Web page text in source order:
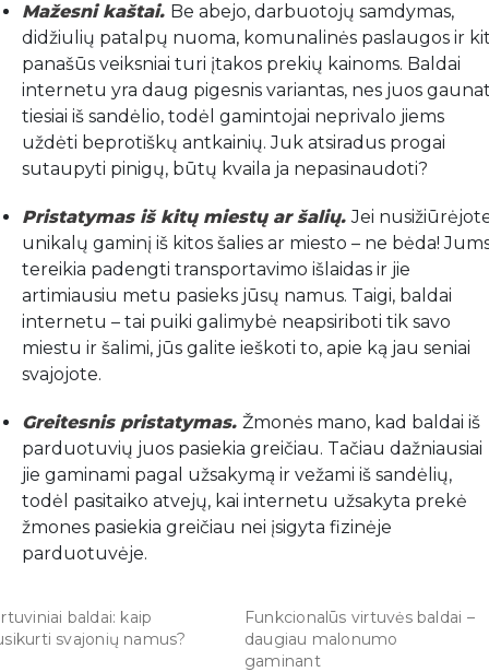
Mažesni kaštai. Be abejo, darbuotojų samdymas,
didžiulių patalpų nuoma, komunalinės paslaugos ir
panašūs veiksniai turi įtakos prekių kainoms. Baldai
internetu yra daug pigesnis variantas, nes juos
tiesiai iš sandėlio, todėl gamintojai neprivalo jiems
uždėti beprotiškų antkainių. Juk atsiradus progai
sutaupyti pinigų, būtų kvaila ja nepasinaudoti?
Pristatymas iš kitų miestų ar šalių.Jei
unikalų gaminį iš kitos šalies ar miesto – ne bėda!
tereikia padengti transportavimo išlaidas ir jie
artimiausiu metu pasieks jūsų namus. Taigi, baldai
internetu – tai puiki galimybė neapsiriboti tik savo
miestu ir šalimi, jūs galite ieškoti to, apie ką jau seniai
svajojote.
Greitesnis pristatymas. Žmonės mano, kad baldai iš
parduotuvių juos pasiekia greičiau. Tačiau dažniausiai
jie gaminami pagal užsakymą ir vežami iš sandėlių,
todėl pasitaiko atvejų, kai internetu užsakyta prekė
žmones pasiekia greičiau nei įsigyta fizinėje
parduotuvėje.
baldai: kaip
svajonių namus?
Funkcionalūs virtuvės baldai –
daugiau malonumo
gaminant